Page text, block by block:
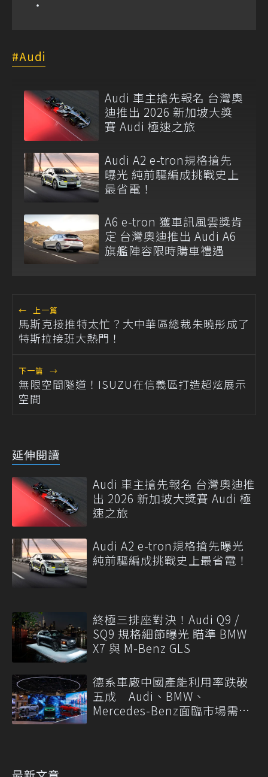
Audi
Audi 車主搶先報名 台灣奧
迪推出 2026 新加坡大獎
賽 Audi 極速之旅
Audi A2 e-tron規格搶先
曝光 純前驅編成挑戰史上
最省電！
A6 e-tron 獲車訊風雲獎肯
定 台灣奧迪推出 Audi A6
旗艦陣容限時購車禮遇
← 上一篇
馬斯克接推特太忙？大中華區總裁朱曉彤成了
特斯拉接班大熱門！
下一篇 →
無限空間隧道！ISUZU在信義區打造超炫展示
空間
延伸閱讀
Audi 車主搶先報名 台灣奧迪推
出 2026 新加坡大獎賽 Audi 極
速之旅
Audi A2 e-tron規格搶先曝光
純前驅編成挑戰史上最省電！
終極三排座對決！Audi Q9 /
SQ9 規格細節曝光 瞄準 BMW
X7 與 M-Benz GLS
德系車廠中國產能利用率跌破
五成 Audi、BMW、
Mercedes-Benz面臨市場需求